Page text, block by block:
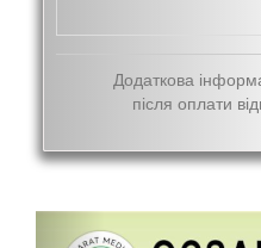
Додаткова
після оплати